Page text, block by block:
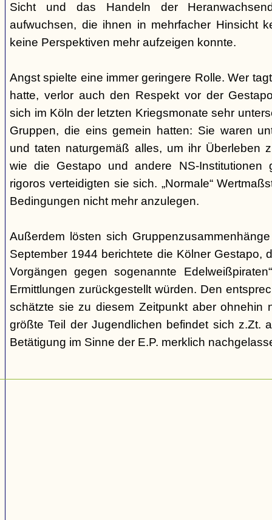
Sicht und das Handeln der
aufwuchsen, die ihnen in mehrfacher Hinsicht
keine Perspektiven mehr aufzeigen konnte.
Angst spielte eine immer geringere Rolle. Wer
hatte, verlor auch den Respekt vor der
sich im Köln der letzten Kriegsmonate sehr
Gruppen, die eins gemein hatten: Sie waren
und taten naturgemäß alles, um ihr Überleben
wie die Gestapo und andere NS-Institutionen
rigoros verteidigten sie sich. „Normale“
Bedingungen nicht mehr anzulegen.
Außerdem lösten sich
September 1944 berichtete die Kölner Gestapo,
Vorgängen gegen sogenannte
Ermittlungen zurückgestellt würden. Den
schätzte sie zu diesem Zeitpunkt aber ohnehin
größte Teil der Jugendlichen befindet sich z.Zt.
Betätigung im Sinne der E.P. merklich